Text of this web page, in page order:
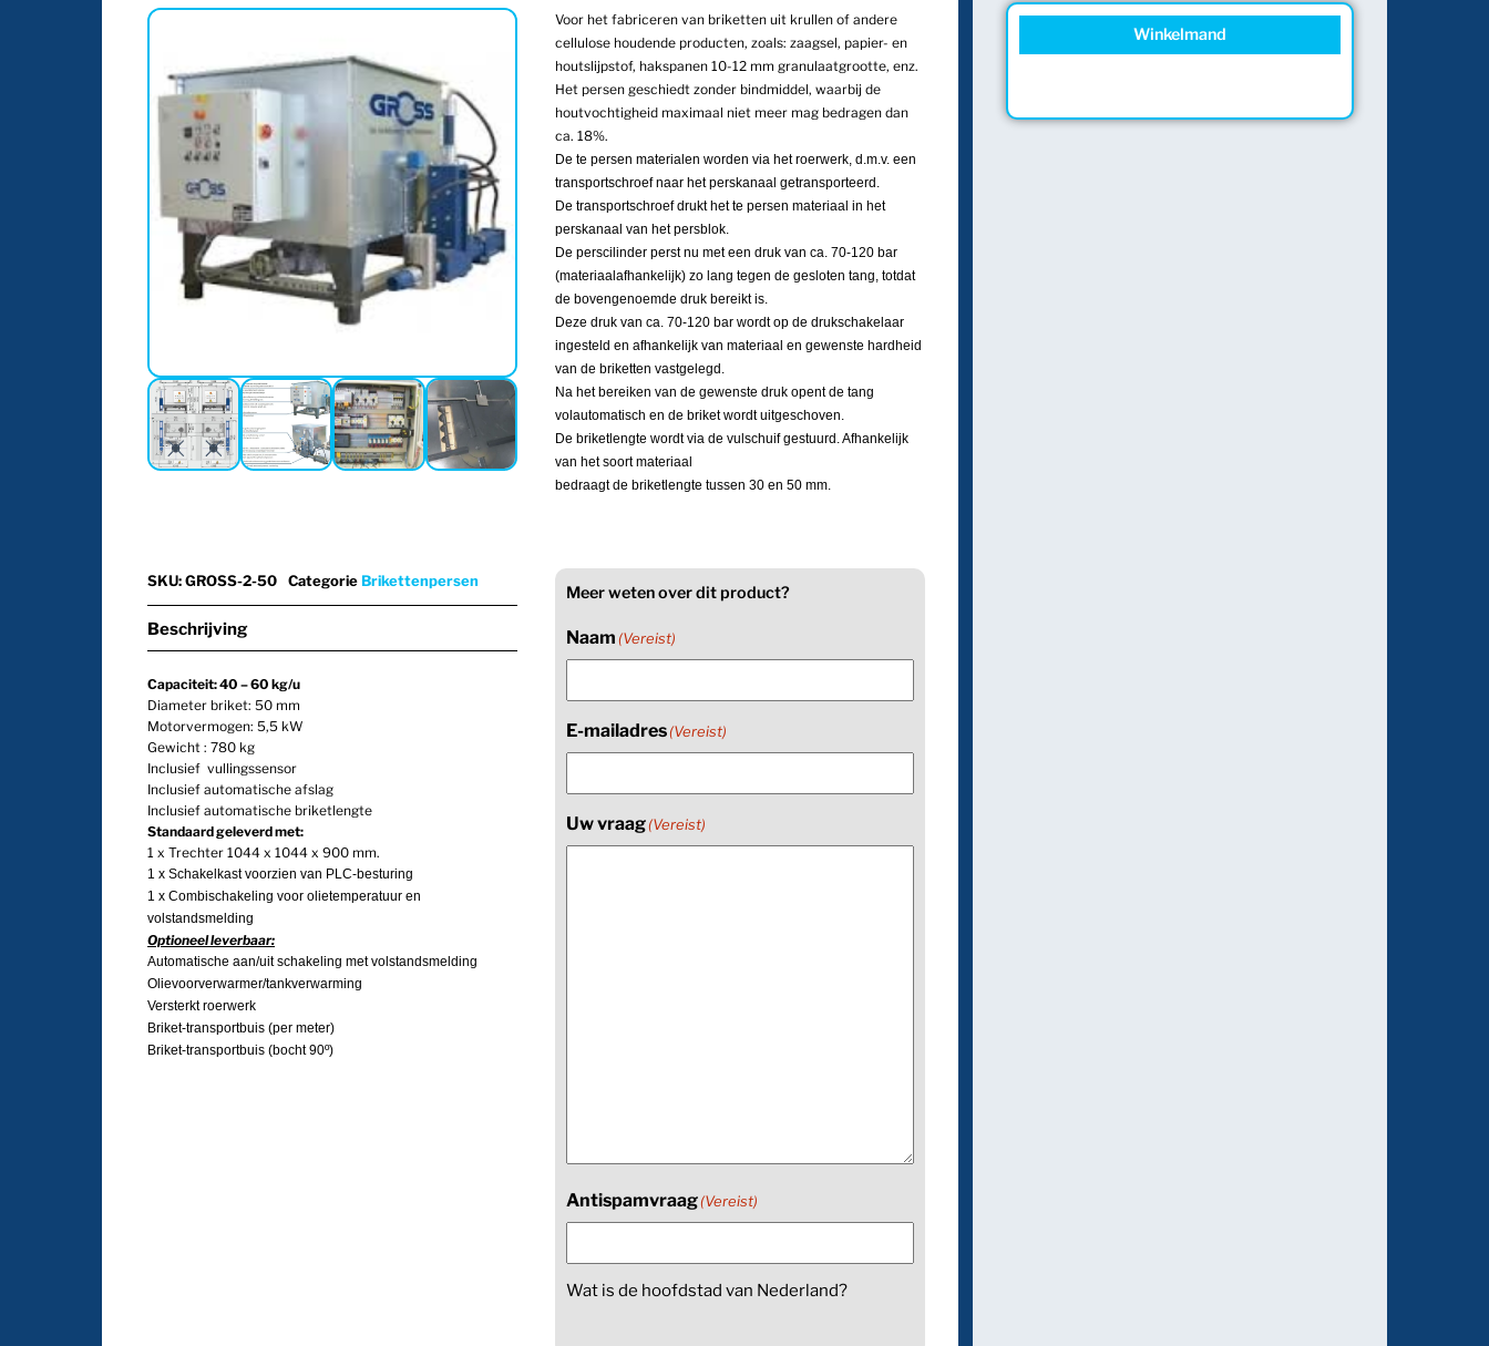
Voor het fabriceren van briketten uit krullen of andere
cellulose houdende producten, zoals: zaagsel, papier- en
houtslijpstof, hakspanen 10-12 mm granulaatgrootte, enz.
Het persen geschiedt zonder bindmiddel, waarbij de
houtvoch­tigheid maximaal niet meer mag bedragen dan
ca. 18%.
De te persen materialen worden via het roerwerk, d.m.v. een
transportschroef naar het perskanaal getransporteerd.
De transportschroef drukt het te persen materiaal in het
perskanaal van het persblok.
De perscilinder perst nu met een druk van ca. 70-120 bar
(materiaalafhankelijk) zo lang tegen de gesloten tang, totdat
de bovenge­noemde druk bereikt is.
Deze druk van ca. 70-120 bar wordt op de drukschakelaar
ingesteld en afhankelijk van materiaal en gewenste hardheid
van de briketten vastgelegd.
Na het bereiken van de gewenste druk opent de tang
volautomatisch en de briket wordt uitgeschoven.
De briketlengte wordt via de vulschuif gestuurd. Afhankelijk
van het soort materiaal
bedraagt de briketlengte tussen 30 en 50 mm.
SKU:GROSS-2-50 CategorieBrikettenpersen
Beschrijving
Capaciteit: 40 – 60 kg/u
Diameter briket: 50 mm
Motorvermogen: 5,5 kW
Gewicht : 780 kg
Inclusief vullingssensor
Inclusief automatische afslag
Inclusief automatische briketlengte
Standaard geleverd met:
1 x Trechter 1044 x 1044 x 900 mm.
1 x Schakelkast voorzien van PLC-besturing
1 x Combischakeling voor olietemperatuur en
volstandsmelding
Optioneel leverbaar:
Automatische aan/uit schakeling met volstandsmelding
Olievoorverwarmer/tankverwarming
Versterkt roerwerk
Briket-transportbuis (per meter)
Briket-transportbuis (bocht 90º)
Meer weten over dit product?
Naam(Vereist)
E-mailadres(Vereist)
Uw vraag(Vereist)
Antispamvraag(Vereist)
Wat is de hoofdstad van Nederland?
Winkelmand